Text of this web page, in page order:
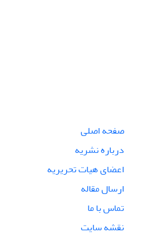
صفحه اصلی
درباره نشریه
اعضای هیات تحریریه
ارسال مقاله
تماس با ما
نقشه سایت